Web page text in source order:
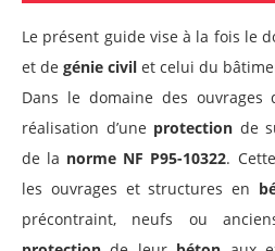
Le présent guide vise à la fois le
et de génie civil et celui du
Dans le domaine des
réalisation d’une protection de
de la norme NF P95-10322.
les ouvrages et structures en
précontraint, neufs ou